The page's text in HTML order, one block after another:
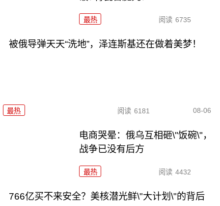
最热 阅读 6735
被俄导弹天天“洗地”，泽连斯基还在做着美梦！
最热 阅读 6181 08-06
电商哭晕：俄乌互相砸\"饭碗\"，
战争已没有后方
最热 阅读 4432
766亿买不来安全？美核潜光鲜\"大计划\"的背后